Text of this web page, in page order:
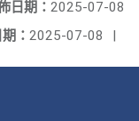
日期： 2025-07-08
： 2025-07-08 |